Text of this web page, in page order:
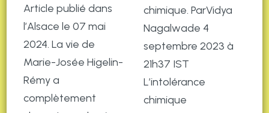
Article publié dans
l’Alsace le 07 mai
2024. La vie de
Marie-Josée Higelin-
Rémy a
complètement
chimique. ParVidya
Nagalwade 4
septembre 2023 à
21h37 IST
L’intolérance
chimique